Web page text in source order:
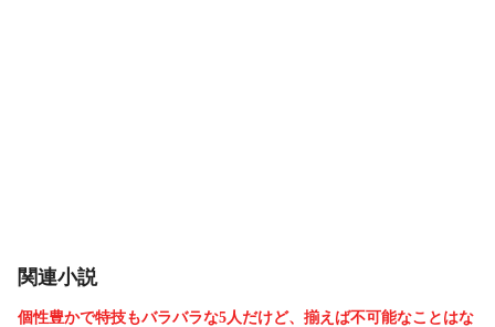
関連小説
個性豊かで特技もバラバラな5人だけど、揃えば不可能なことはな